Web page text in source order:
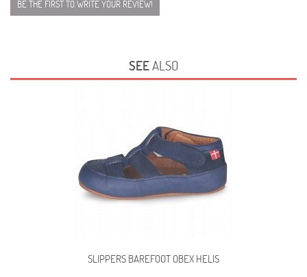
BE THE FIRST TO WRITE YOUR REVIEW!
SEEALSO
SLIPPERS BAREFOOT OBEX HELIS